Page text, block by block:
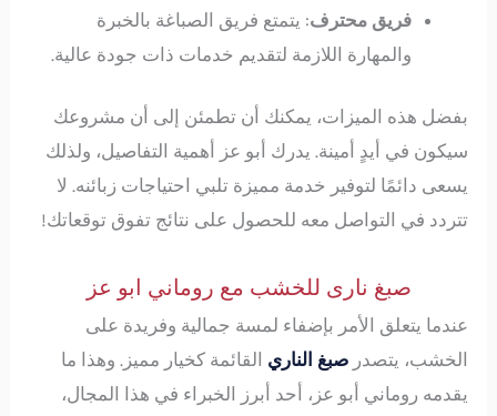
فريق محترف: يتمتع فريق الصباغة بالخبرة
والمهارة اللازمة لتقديم خدمات ذات جودة عالية.
بفضل هذه الميزات، يمكنك أن تطمئن إلى أن مشروعك
سيكون في أيدٍ أمينة. يدرك أبو عز أهمية التفاصيل، ولذلك
يسعى دائمًا لتوفير خدمة مميزة تلبي احتياجات زبائنه. لا
تتردد في التواصل معه للحصول على نتائج تفوق توقعاتك!
صبغ نارى للخشب مع روماني ابو عز
عندما يتعلق الأمر بإضفاء لمسة جمالية وفريدة على
الخشب، يتصدرصبغ الناري القائمة كخيار مميز. وهذا ما
يقدمه روماني أبو عز، أحد أبرز الخبراء في هذا المجال،